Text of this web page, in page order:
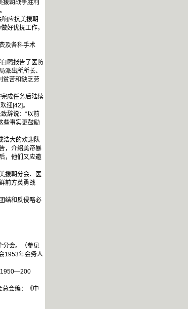
朝战争胜利
应抗美援朝
好优抚工作，
及各科手术
鸥报告了医防
派出所所长、
贫苦和缺乏劳
成任务后陆续
迎[42]。
辞说：“以前
些事实更鼓励
浩大的欢迎队
，介绍美帝暴
，他们又应邀
援朝分会、医
前方英勇战
结和反侵略必
分会。（参见
1953年会务人
1950—200
总会编：《中